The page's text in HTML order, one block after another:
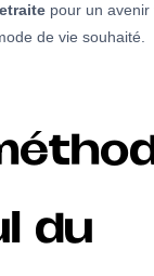
pour un
de vie souhaité.
du